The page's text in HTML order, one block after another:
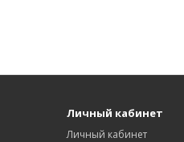
Личный кабинет
Личный кабинет